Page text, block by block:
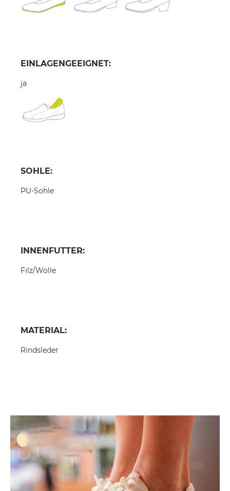
EINLAGENGEEIGNET:
ja
SOHLE:
PU-Sohle
INNENFUTTER:
Filz/Wolle
MATERIAL:
Rindsleder